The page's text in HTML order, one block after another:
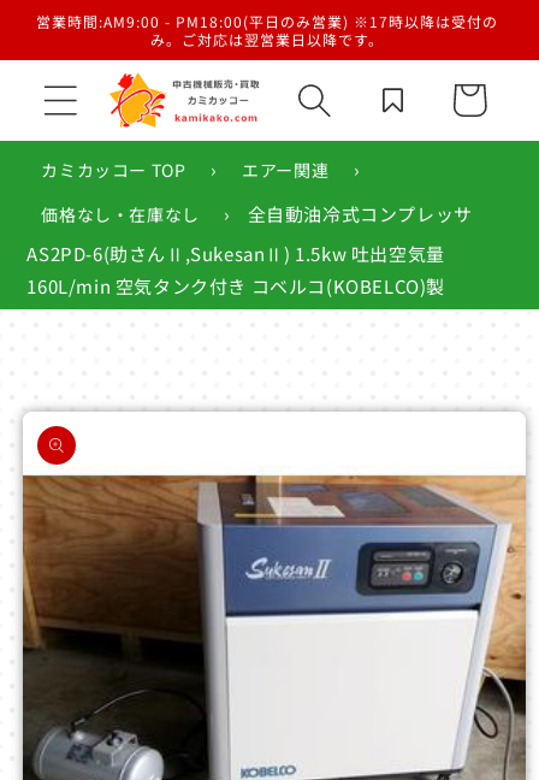
ンツに
営業時間:AM9:00 - PM18:00(平日のみ営業) ※17時以降は受付の
み。ご対応は翌営業日以降です。
カ
ー
カミカッコー TOP
› エアー関連 ›
価格なし・在庫なし ›
全自動油冷式コンプレッサ
AS2PD-6(助さんⅡ,SukesanⅡ) 1.5kw 吐出空気量
160L/min 空気タンク付き コベルコ(KOBELCO)製
商品情
報にス
キップ